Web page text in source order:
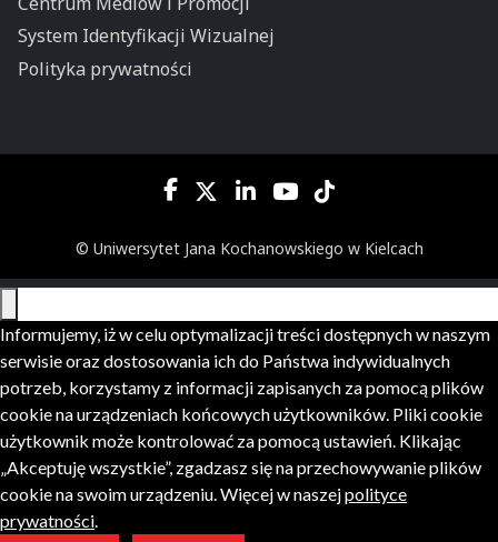
System Identyfikacji Wizualnej
Polityka prywatności
© Uniwersytet Jana Kochanowskiego w Kielcach
Informujemy, iż w celu optymalizacji treści dostępnych w naszym
serwisie oraz dostosowania ich do Państwa indywidualnych
potrzeb, korzystamy z informacji zapisanych za pomocą plików
cookie na urządzeniach końcowych użytkowników. Pliki cookie
użytkownik może kontrolować za pomocą ustawień. Klikając
„Akceptuję wszystkie”, zgadzasz się na przechowywanie plików
cookie na swoim urządzeniu. Więcej w naszejpolityce
prywatności.